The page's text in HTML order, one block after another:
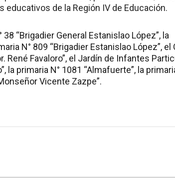
de la Región IV de Educación.
“Brigadier General Estanislao López”, la
N° 809 “Brigadier Estanislao López”, el
René Favaloro”, el Jardín de Infantes
la primaria N° 1081 “Almafuerte”, la
Vicente Zazpe”.